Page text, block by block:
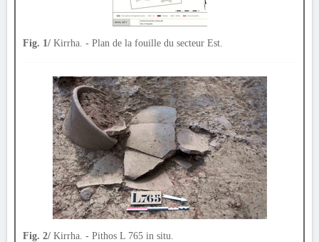
Fig. 1/ Kirrha. - Plan de la fouille du secteur Est.
Fig. 2/ Kirrha. - Pithos L 765 in situ.